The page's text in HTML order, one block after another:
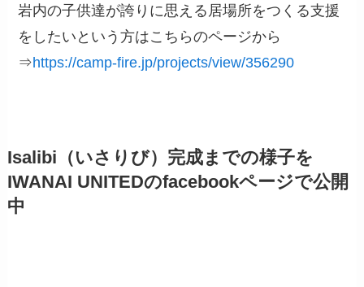
岩内の子供達が誇りに思える居場所をつくる支援
をしたいという方はこちらのページから
⇒https://camp-fire.jp/projects/view/356290
Isalibi （いさりび） 完成までの様子を
IWANAI UNITEDのfacebookページで公開
中